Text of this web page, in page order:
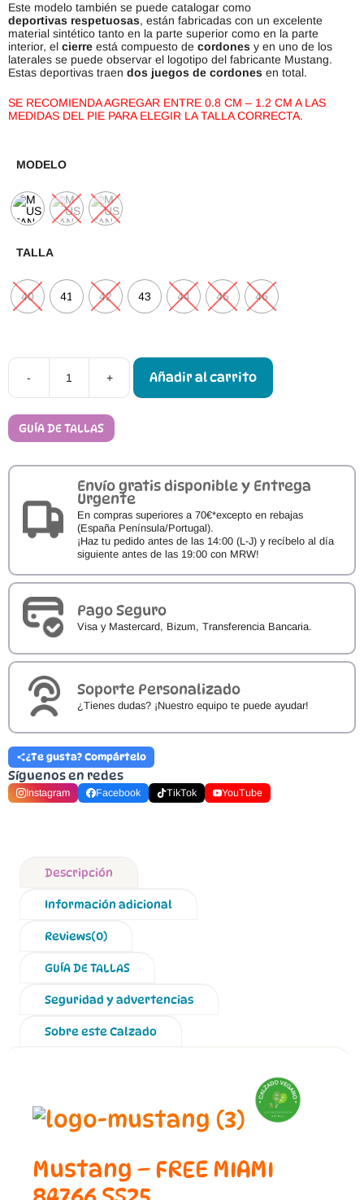
Este modelo también se puede catalogar como
deportivas respetuosas, están fabricadas con un excelente
material sintético tanto en la parte superior como en la parte
interior, el cierre está compuesto de cordones y en uno de los
laterales se puede observar el logotipo del fabricante Mustang.
Estas deportivas traen dos juegos de cordones en total.
SE RECOMIENDA AGREGAR ENTRE 0.8 CM – 1.2 CM A LAS
MEDIDAS DEL PIE PARA ELEGIR LA TALLA CORRECTA.
MODELO
TALLA
40 41 42 43 44 45 46
-
Zapatillas
Respetuosas
+ Añadir al carrito
GUÍA DE TALLAS
Envío gratis disponible y Entrega
Urgente
En compras superiores a 70€*excepto en rebajas
(España Península/Portugal).
¡Haz tu pedido antes de las 14:00 (L-J) y recíbelo al día
siguiente antes de las 19:00 con MRW!
Pago Seguro
Visa y Mastercard, Bizum, Transferencia Bancaria.
Soporte Personalizado
¿Tienes dudas? ¡Nuestro equipo te puede ayudar!
¿Te gusta? Compártelo
Síguenos en redes
Instagram Facebook TikTok YouTube
Descripción
Información adicional
Reviews(0)
GUÍA DE TALLAS
Seguridad y advertencias
Sobre este Calzado
Mustang – FREE MIAMI